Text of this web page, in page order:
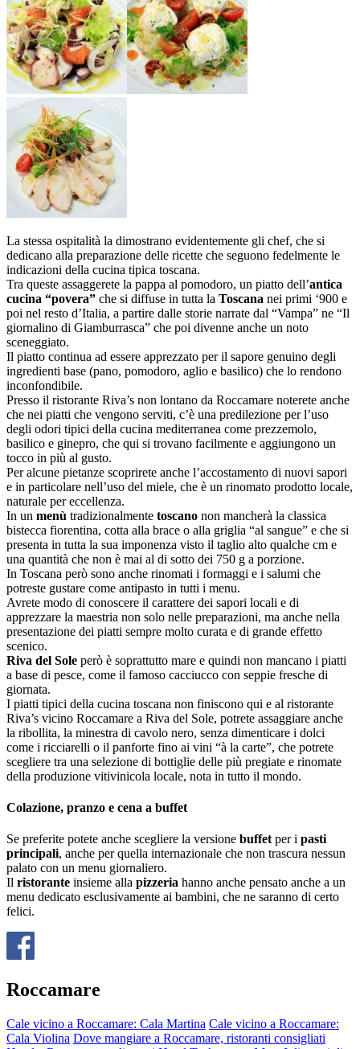
La stessa ospitalità la dimostrano evidentemente gli chef, che si
dedicano alla preparazione delle ricette che seguono fedelmente le
indicazioni della cucina tipica toscana.
Tra queste assaggerete la pappa al pomodoro, un piatto dell’antica
cucina “povera” che si diffuse in tutta la Toscana nei primi ‘900 e
poi nel resto d’Italia, a partire dalle storie narrate dal “Vampa” ne “Il
giornalino di Giamburrasca” che poi divenne anche un noto
sceneggiato.
Il piatto continua ad essere apprezzato per il sapore genuino degli
ingredienti base (pano, pomodoro, aglio e basilico) che lo rendono
inconfondibile.
Presso il ristorante Riva’s non lontano da Roccamare noterete anche
che nei piatti che vengono serviti, c’è una predilezione per l’uso
degli odori tipici della cucina mediterranea come prezzemolo,
basilico e ginepro, che qui si trovano facilmente e aggiungono un
tocco in più al gusto.
Per alcune pietanze scoprirete anche l’accostamento di nuovi sapori
e in particolare nell’uso del miele, che è un rinomato prodotto locale,
naturale per eccellenza.
In un menù tradizionalmente toscano non mancherà la classica
bistecca fiorentina, cotta alla brace o alla griglia “al sangue” e che si
presenta in tutta la sua imponenza visto il taglio alto qualche cm e
una quantità che non è mai al di sotto dei 750 g a porzione.
In Toscana però sono anche rinomati i formaggi e i salumi che
potreste gustare come antipasto in tutti i menu.
Avrete modo di conoscere il carattere dei sapori locali e di
apprezzare la maestria non solo nelle preparazioni, ma anche nella
presentazione dei piatti sempre molto curata e di grande effetto
scenico.
Riva del Sole però è soprattutto mare e quindi non mancano i piatti
a base di pesce, come il famoso cacciucco con seppie fresche di
giornata.
I piatti tipici della cucina toscana non finiscono qui e al ristorante
Riva’s vicino Roccamare a Riva del Sole, potrete assaggiare anche
la ribollita, la minestra di cavolo nero, senza dimenticare i dolci
come i ricciarelli o il panforte fino ai vini “à la carte”, che potrete
scegliere tra una selezione di bottiglie delle più pregiate e rinomate
della produzione vitivinicola locale, nota in tutto il mondo.
Colazione, pranzo e cena a buffet
Se preferite potete anche scegliere la versione buffetper i pasti
principali, anche per quella internazionale che non trascura nessun
palato con un menu giornaliero.
Il ristorante insieme alla pizzeria hanno anche pensato anche a un
menu dedicato esclusivamente ai bambini, che ne saranno di certo
felici.
Roccamare
Cale vicino a Roccamare: Cala Martina Cale vicino a Roccamare:
Cala Violina Dove mangiare a Roccamare, ristoranti consigliati